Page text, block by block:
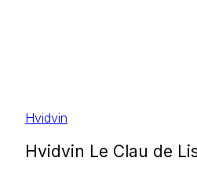
Hvidvin
Hvidvin Le Clau de